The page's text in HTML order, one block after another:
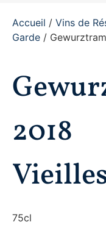
Accueil / Vins de
Garde /
2018
75cl